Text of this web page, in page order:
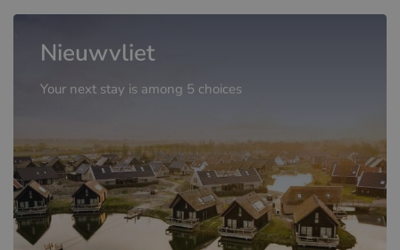
Nieuwvliet
Your next stay is among 5 choices